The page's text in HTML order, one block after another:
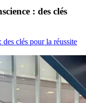
: des clés
clés pour la réussite